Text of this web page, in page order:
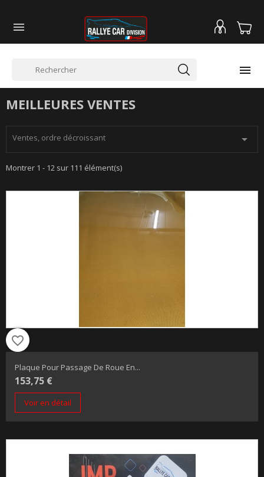


MEILLEURES VENTES
Ventes, ordre décroissant 
Montrer 1 - 12 sur 111 élément(s)
favorite_border
Plaque Pour Passage De Roue En...
153,75 €
Voir en détail